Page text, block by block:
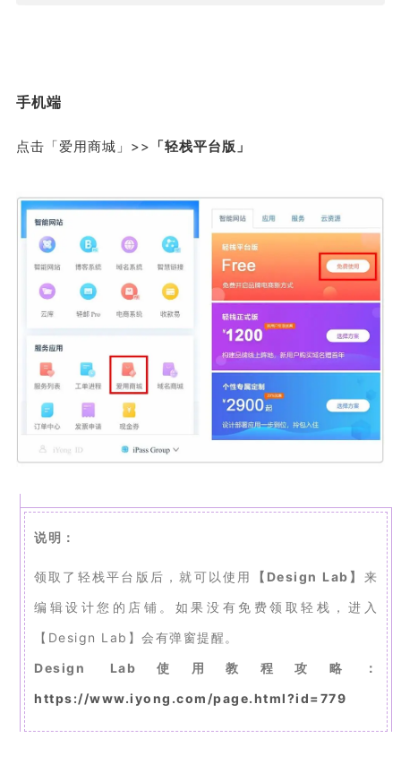
手机端
点击「爱用商城」>> 「轻栈平台版」
说明：
领取了轻栈平台版后，就可以使用 【Design Lab】 来
编辑设计您的店铺。如果没有免费领取轻栈，进入
【Design Lab】会有弹窗提醒。
Design Lab使用教程攻略：
https://www.iyong.com/page.html?id=779